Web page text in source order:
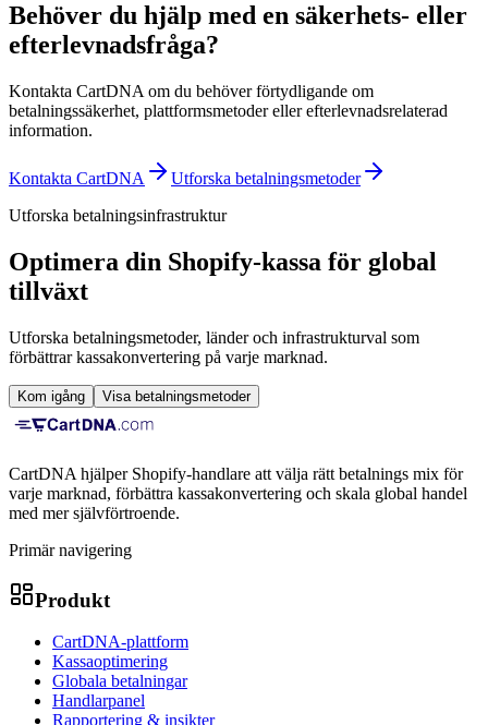
Behöver du hjälp med en säkerhets- eller
efterlevnadsfråga?
Kontakta CartDNA om du behöver förtydligande om
betalningssäkerhet, plattformsmetoder eller efterlevnadsrelaterad
information.
Kontakta CartDNA
Utforska betalningsmetoder
Utforska betalningsinfrastruktur
Optimera din Shopify-kassa för global
tillväxt
Utforska betalningsmetoder, länder och infrastrukturval som
förbättrar kassakonvertering på varje marknad.
Kom igång Visa betalningsmetoder
CartDNA hjälper Shopify-handlare att välja rätt betalnings mix för
varje marknad, förbättra kassakonvertering och skala global handel
med mer självförtroende.
Primär navigering
Produkt
CartDNA-plattform
Kassaoptimering
Globala betalningar
Handlarpanel
Rapportering & insikter